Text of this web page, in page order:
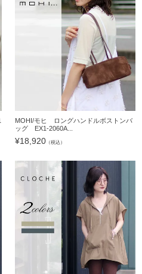
MOHI/モヒ ロングハンドルボストンバ
ッグ EX1-2060A...
¥18,920 （税込）